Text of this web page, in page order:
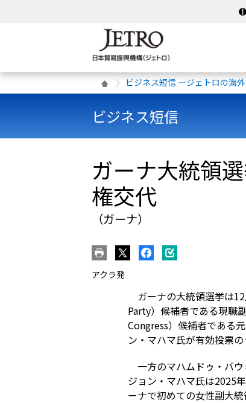
ビジネス短信 ―ジェトロの海
ビジネス短信
ガーナ大統領
権交代
（ガーナ）
アクラ発
ガーナの大統領選挙は
Party）候補者である現職
Congress）候補者である
ン・マハマ氏が有効投票
一方のマハムドゥ・バ
ジョン・マハマ氏は2025
ーナで初めての女性副大